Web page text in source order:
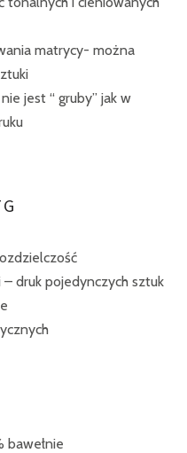
matrycy- można
jest “ gruby” jak w
druk pojedynczych sztuk
bawełnie